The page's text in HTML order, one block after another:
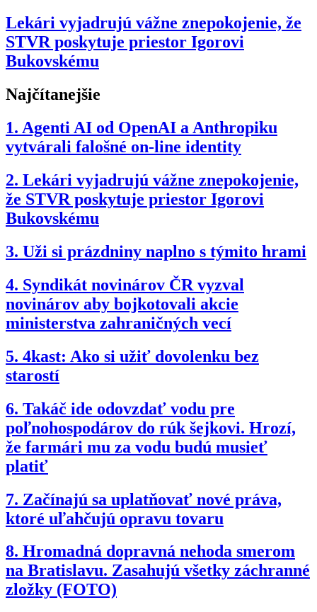
Lekári vyjadrujú vážne znepokojenie, že
STVR poskytuje priestor Igorovi
Bukovskému
Najčítanejšie
1. Agenti AI od OpenAI a Anthropiku
vytvárali falošné on-line identity
2. Lekári vyjadrujú vážne znepokojenie,
že STVR poskytuje priestor Igorovi
Bukovskému
3. Uži si prázdniny naplno s týmito hrami
4. Syndikát novinárov ČR vyzval
novinárov aby bojkotovali akcie
ministerstva zahraničných vecí
5. 4kast: Ako si užiť dovolenku bez
starostí
6. Takáč ide odovzdať vodu pre
poľnohospodárov do rúk šejkovi. Hrozí,
že farmári mu za vodu budú musieť
platiť
7. Začínajú sa uplatňovať nové práva,
ktoré uľahčujú opravu tovaru
8. Hromadná dopravná nehoda smerom
na Bratislavu. Zasahujú všetky záchranné
zložky (FOTO)